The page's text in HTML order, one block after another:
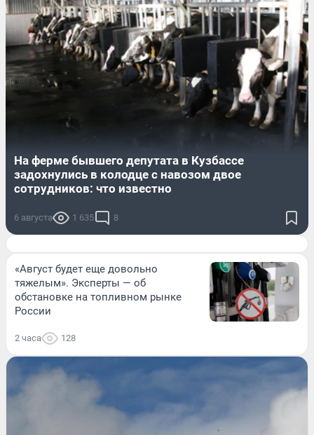
На ферме бывшего депутата в Кузбассе
задохнулись в колодце с навозом двое
сотрудников: что известно
6 августа 1 635 8
«Август будет еще довольно
тяжелым». Эксперты — об
обстановке на топливном рынке
России
2 часа 128